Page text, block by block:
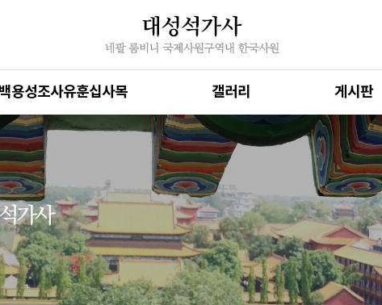
백용성조사유훈십사목 갤러리 게시판